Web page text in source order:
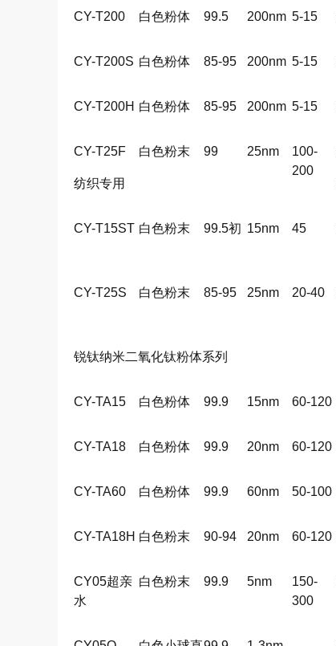
CY-T200 白色粉体 99.5 200nm 5-15
CY-T200S 白色粉体 85-95 200nm 5-15
CY-T200H 白色粉体 85-95 200nm 5-15
CY-T25F
纺织专用
白色粉末 99 25nm
100-
200
CY-T15ST 白色粉末 99.5初 15nm 45
CY-T25S 白色粉末 85-95 25nm 20-40
锐钛纳米二氧化钛粉体系列
CY-TA15 白色粉体 99.9 15nm 60-120
CY-TA18 白色粉体 99.9 20nm 60-120
CY-TA60 白色粉体 99.9 60nm 50-100
CY-TA18H 白色粉末 90-94 20nm 60-120
CY05超亲
水
白色粉末 99.9 5nm
150-
300